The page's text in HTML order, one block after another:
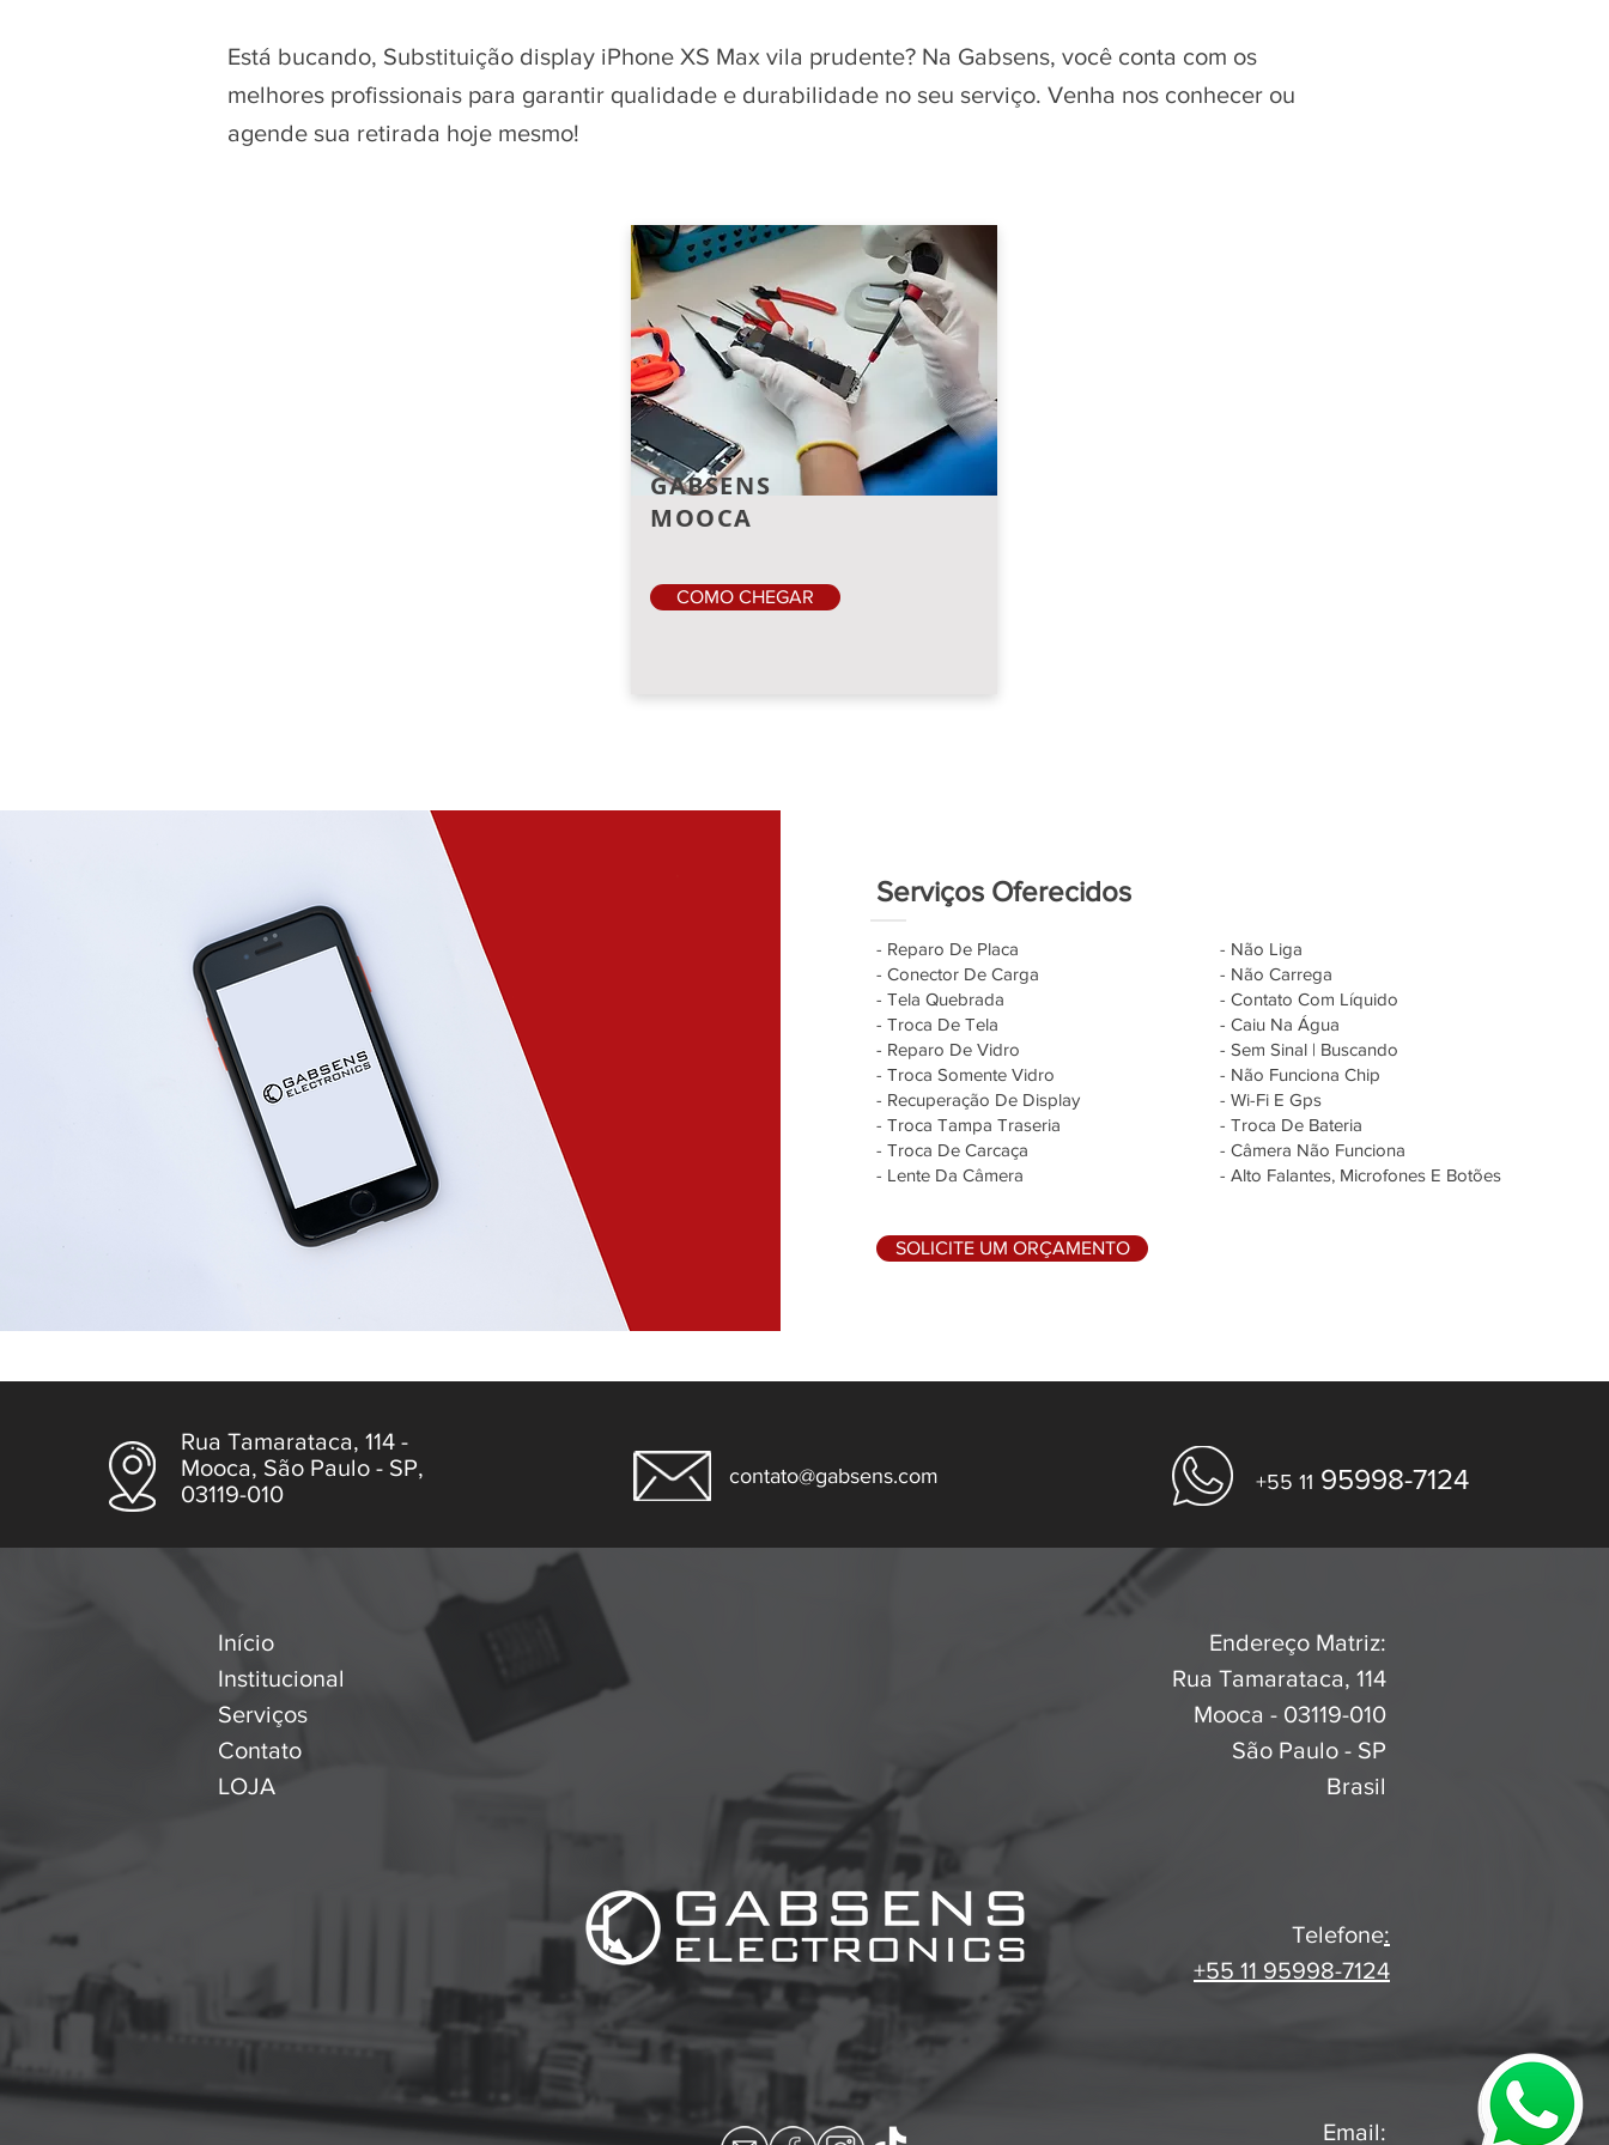
Está bucando, Substituição display iPhone XS Max vila prudente? Na Gabsens, você conta com os
melhores profissionais para garantir qualidade e durabilidade no seu serviço. Venha nos conhecer ou
agende sua retirada hoje mesmo!
GABSENS
MOOCA
COMO CHEGAR
Serviços Oferecidos
- Reparo De Placa
- Conector De Carga
- Tela Quebrada
- Troca De Tela
- Reparo De Vidro
- Troca Somente Vidro
- Recuperação De Display
- Troca Tampa Traseria
- Troca De Carcaça
- Lente Da Câmera
- Não Liga
- Não Carrega
- Contato Com Líquido
- Caiu Na Água
- Sem Sinal | Buscando
- Não Funciona Chip
- Wi-Fi E Gps
- Troca De Bateria
- Câmera Não Funciona
- Alto Falantes, Microfones E Botões
SOLICITE UM ORÇAMENTO
Rua Tamarataca, 114 -
Mooca, São Paulo - SP,
03119-010
contato@gabsens.com +55 11 95998-7124
Início
Institucional
Serviços
Contato
LOJA
Endereço Matriz:
Rua Tamarataca, 114
Mooca - 03119-010
São Paulo - SP
Brasil
Telefone:
+55 11 95998-7124
Email: